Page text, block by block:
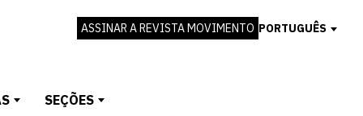
ASSINAR A REVISTA MOVIMENTO PORTUGUÊS
SEÇÕES